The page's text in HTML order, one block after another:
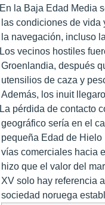
En la Baja Edad Media
las condiciones de
la navegación, incluso
Los vecinos hostiles
Groenlandia, después
utensilios de caza y
Además, los inuit
La pérdida de contacto
geográfico sería en el
pequeña Edad de
vías comerciales hacia
hizo que el valor del
XV solo hay referencia
sociedad noruega